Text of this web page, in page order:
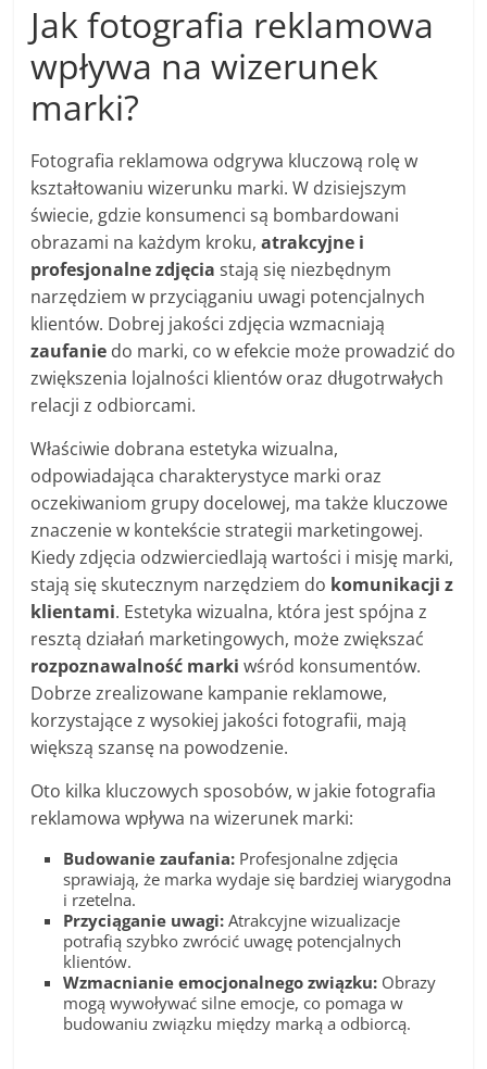
Jak fotografia reklamowa
wpływa na wizerunek
marki?
Fotografia reklamowa odgrywa kluczową rolę w
kształtowaniu wizerunku marki. W dzisiejszym
świecie, gdzie konsumenci są bombardowani
obrazami na każdym kroku,atrakcyjne i
profesjonalne zdjęcia stają się niezbędnym
narzędziem w przyciąganiu uwagi potencjalnych
klientów. Dobrej jakości zdjęcia wzmacniają
zaufanie do marki, co w efekcie może prowadzić do
zwiększenia lojalności klientów oraz długotrwałych
relacji z odbiorcami.
Właściwie dobrana estetyka wizualna,
odpowiadająca charakterystyce marki oraz
oczekiwaniom grupy docelowej, ma także kluczowe
znaczenie w kontekście strategii marketingowej.
Kiedy zdjęcia odzwierciedlają wartości i misję marki,
stają się skutecznym narzędziem do komunikacji z
klientami. Estetyka wizualna, która jest spójna z
resztą działań marketingowych, może zwiększać
rozpoznawalność marki wśród konsumentów.
Dobrze zrealizowane kampanie reklamowe,
korzystające z wysokiej jakości fotografii, mają
większą szansę na powodzenie.
Oto kilka kluczowych sposobów, w jakie fotografia
reklamowa wpływa na wizerunek marki:
Budowanie zaufania: Profesjonalne zdjęcia
sprawiają, że marka wydaje się bardziej wiarygodna
i rzetelna.
Przyciąganie uwagi: Atrakcyjne wizualizacje
potrafią szybko zwrócić uwagę potencjalnych
klientów.
Wzmacnianie emocjonalnego związku: Obrazy
mogą wywoływać silne emocje, co pomaga w
budowaniu związku między marką a odbiorcą.